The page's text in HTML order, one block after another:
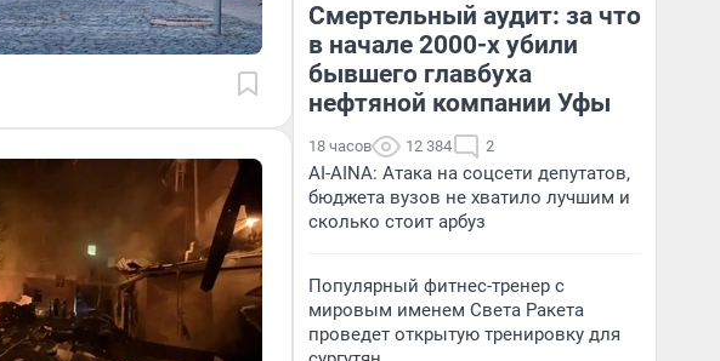
Смертельный аудит: за что
в начале 2000-х убили
бывшего главбуха
нефтяной компании Уфы
18 часов 12 384 2
AI-AINA: Атака на соцсети депутатов,
бюджета вузов не хватило лучшим и
сколько стоит арбуз
Популярный фитнес-тренер с
мировым именем Света Ракета
проведет открытую тренировку для